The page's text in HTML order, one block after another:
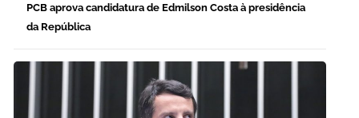
PCB aprova candidatura de Edmilson Costa à presidência
da República